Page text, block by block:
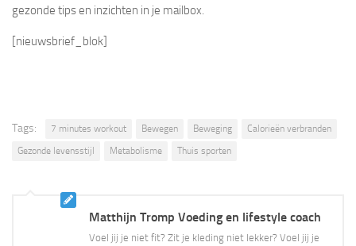
gezonde tips en inzichten in je mailbox.
[nieuwsbrief_blok]
Tags: 7 minutes workout Bewegen Beweging
Calorieën verbranden
Gezonde levensstijl
Metabolisme Thuis sporten
Matthijn Tromp Voeding en lifestyle coach
Voel jij je niet fit? Zit je kleding niet lekker? Voel jij je